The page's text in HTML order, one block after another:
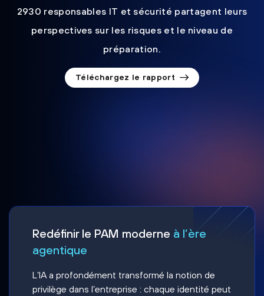
2930 responsables IT et sécurité partagent leurs
perspectives sur les risques et le niveau de
préparation.
Téléchargez le rapport
Redéfinir le PAM moderne à l’ère
agentique
L’IA a profondément transformé la notion de
privilège dans l’entreprise : chaque identité peut